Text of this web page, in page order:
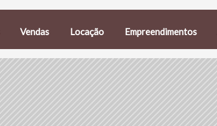
Vendas Locação Empreendimentos